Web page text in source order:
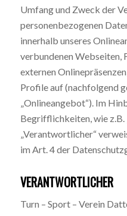
Umfang und Zweck der
personenbezogenen
innerhalb unseres
verbundenen Webseiten,
externen
Profile auf (nachfolgend
„Onlineangebot“). Im
Begrifflichkeiten, wie z.B.
„Verantwortlicher“
im Art. 4 der
VERANTWORTLICHER
Turn – Sport – Verein